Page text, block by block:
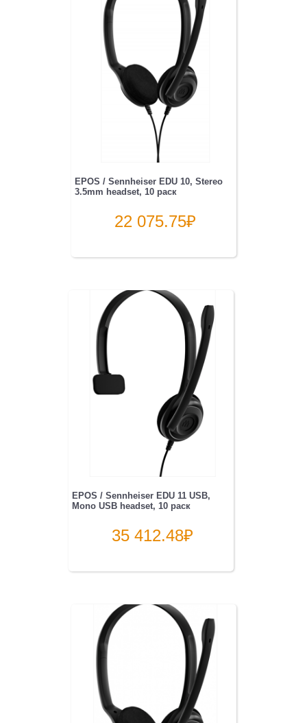
EPOS / Sennheiser EDU 10, Stereo
3.5mm headset, 10 раск
22 075.75₽
EPOS / Sennheiser EDU 11 USB,
Mono USB headset, 10 раск
35 412.48₽